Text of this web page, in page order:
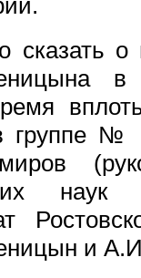
сказать о
в
группе №
наук
и